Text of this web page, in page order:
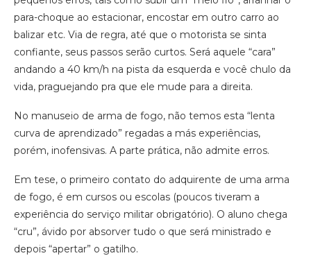
para-choque ao estacionar, encostar em outro carro ao
balizar etc. Via de regra, até que o motorista se sinta
confiante, seus passos serão curtos. Será aquele “cara”
andando a 40 km/h na pista da esquerda e você chulo da
vida, praguejando pra que ele mude para a direita.
No manuseio de arma de fogo, não temos esta “lenta
curva de aprendizado” regadas a más experiências,
porém, inofensivas. A parte prática, não admite erros.
Em tese, o primeiro contato do adquirente de uma arma
de fogo, é em cursos ou escolas (poucos tiveram a
experiência do serviço militar obrigatório). O aluno chega
“cru”, ávido por absorver tudo o que será ministrado e
depois “apertar” o gatilho.